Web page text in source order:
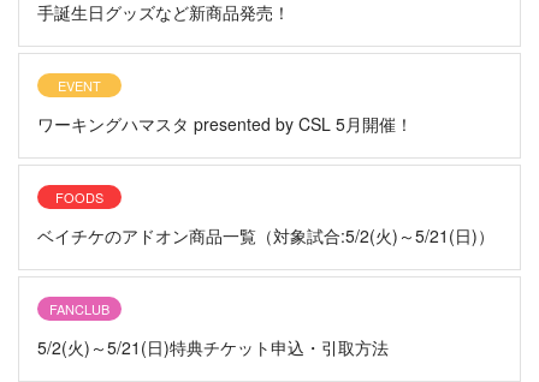
手誕生日グッズなど新商品発売！
EVENT
ワーキングハマスタ presented by CSL 5月開催！
FOODS
ベイチケのアドオン商品一覧（対象試合:5/2(火)～5/21(日)）
FANCLUB
5/2(火)～5/21(日)特典チケット申込・引取方法